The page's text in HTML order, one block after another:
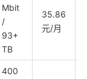
Mbit
/
93+
TB
35.86
元/月
400